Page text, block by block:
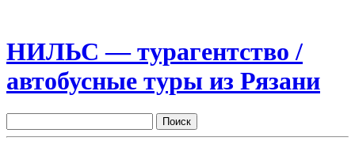
НИЛЬС — турагентство /
автобусные туры из Рязани